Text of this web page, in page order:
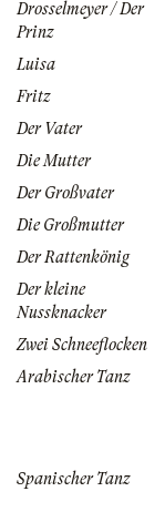
Drosselmeyer / Der
Prinz
Luisa
Fritz
Der Vater
Die Mutter
Der Großvater
Die Großmutter
Der Rattenkönig
Der kleine
Nussknacker
Zwei Schneeflocken
Arabischer Tanz
Spanischer Tanz